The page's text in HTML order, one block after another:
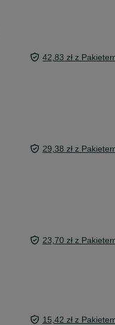
42,83 zł z
29,38 zł z
23,70 zł z
15,42 zł z